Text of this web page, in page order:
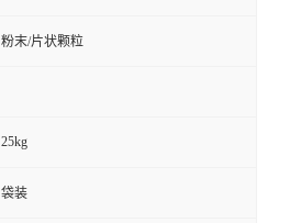
粉末/片状颗粒
25kg
袋装